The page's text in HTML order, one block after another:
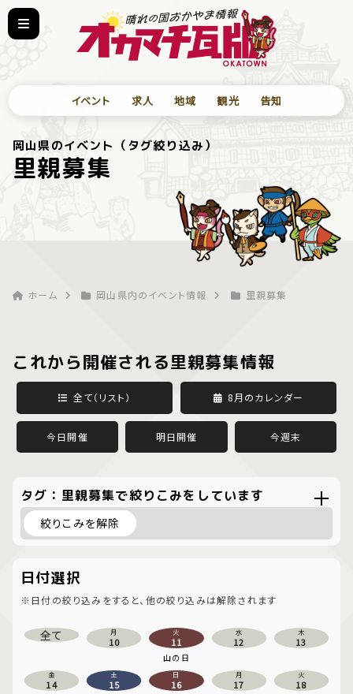
イベント 求人 地域 観光 告知
岡山県のイベント（タグ絞り込み）
里親募集
ホーム 岡山県内のイベント情報 里親募集
これから開催される里親募集情報
全て（リスト） 8月のカレンダー
今日開催 明日開催 今週末
タグ：里親募集で絞りこみをしています
絞りこみを解除
日付選択
※日付の絞り込みをすると、他の絞り込みは解除されます
全て 月
10
火
11
山の日
水
12
木
13
金
14
土
15
日
16
月
17
火
18